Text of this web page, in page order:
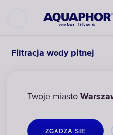
Twoje miasto
ZGADZA SIĘ
Filtracja wody pitnej
AQUAPHOR FILTRACJA